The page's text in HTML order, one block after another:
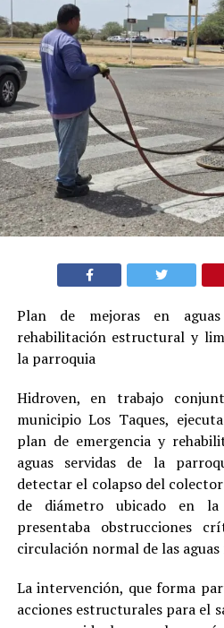
Plan de mejoras en aguas
rehabilitación estructural y
la parroquia
Hidroven, en trabajo
municipio Los Taques,
plan de emergencia y
aguas servidas de la
detectar el colapso del
de diámetro ubicado en
presentaba obstrucciones
circulación normal de las aguas
La intervención, que forma
acciones estructurales para el